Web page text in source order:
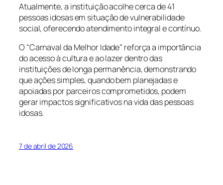
Atualmente, a instituição acolhe cerca de 41
pessoas idosas em situação de vulnerabilidade
social, oferecendo atendimento integral e contínuo.
O “Carnaval da Melhor Idade” reforça a importância
do acesso à cultura e ao lazer dentro das
instituições de longa permanência, demonstrando
que ações simples, quando bem planejadas e
apoiadas por parceiros comprometidos, podem
gerar impactos significativos na vida das pessoas
idosas.
7 de abril de 2026